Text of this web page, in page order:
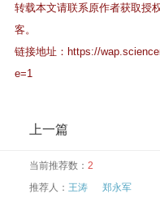
转载本文请联系原作者获取授
客。
链接地址： https://
e=1
上一篇
当前推荐数： 2
推荐人： 王涛 郑永军